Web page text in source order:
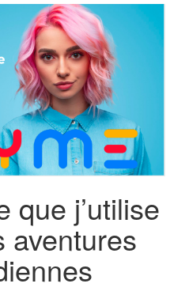
DU
que j’utilise
aventures